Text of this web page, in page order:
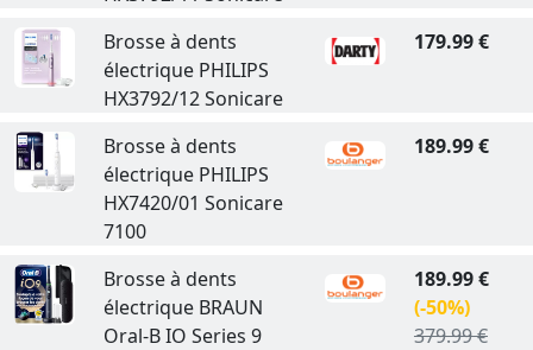
Brosse à dents
électrique PHILIPS
HX3792/12 Sonicare
179.99 €
Brosse à dents
électrique PHILIPS
HX7420/01 Sonicare
7100
189.99 €
Brosse à dents
électrique BRAUN
Oral-B IO Series 9
189.99 €
(-50%)
379.99 €